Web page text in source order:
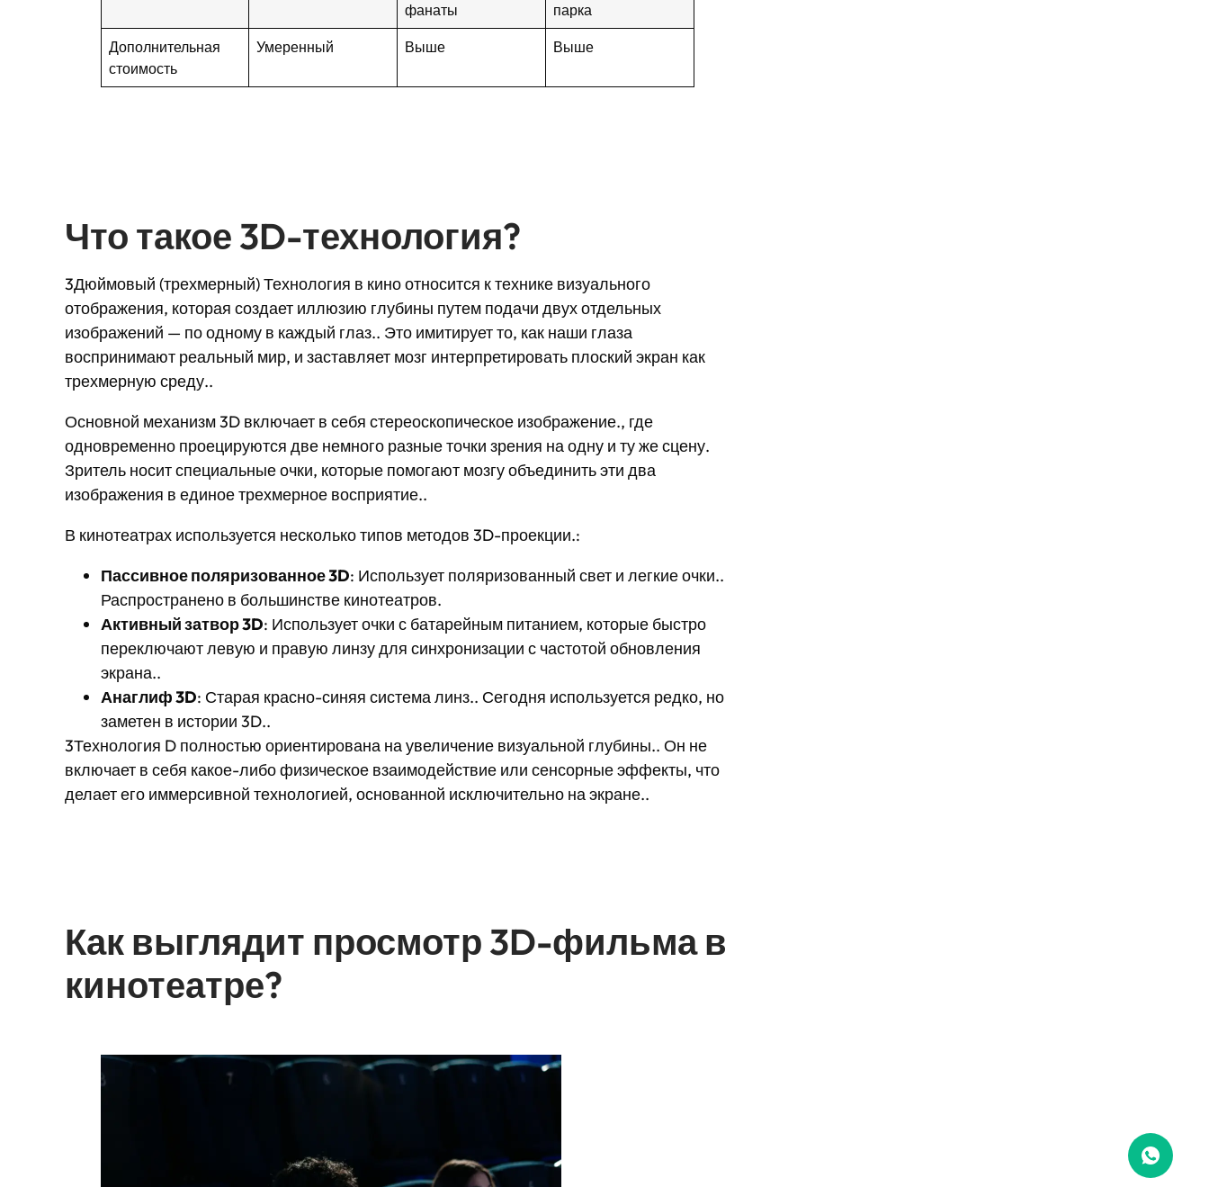
фанаты
парка
Дополнительная
стоимость
Умеренный Выше Выше
Что такое 3D-технология?
3Дюймовый (трехмерный) Технология в кино относится к технике визуального
отображения, которая создает иллюзию глубины путем подачи двух отдельных
изображений — по одному в каждый глаз.. Это имитирует то, как наши глаза
воспринимают реальный мир, и заставляет мозг интерпретировать плоский экран как
трехмерную среду..
Основной механизм 3D включает в себя стереоскопическое изображение., где
одновременно проецируются две немного разные точки зрения на одну и ту же сцену.
Зритель носит специальные очки, которые помогают мозгу объединить эти два
изображения в единое трехмерное восприятие..
В кинотеатрах используется несколько типов методов 3D-проекции.:
Пассивное поляризованное 3D: Использует поляризованный свет и легкие очки..
Распространено в большинстве кинотеатров.
Активный затвор 3D: Использует очки с батарейным питанием, которые быстро
переключают левую и правую линзу для синхронизации с частотой обновления
экрана..
Анаглиф 3D: Старая красно-синяя система линз.. Сегодня используется редко, но
заметен в истории 3D..
3Технология D полностью ориентирована на увеличение визуальной глубины.. Он не
включает в себя какое-либо физическое взаимодействие или сенсорные эффекты, что
делает его иммерсивной технологией, основанной исключительно на экране..
Как выглядит просмотр 3D-фильма в
кинотеатре?